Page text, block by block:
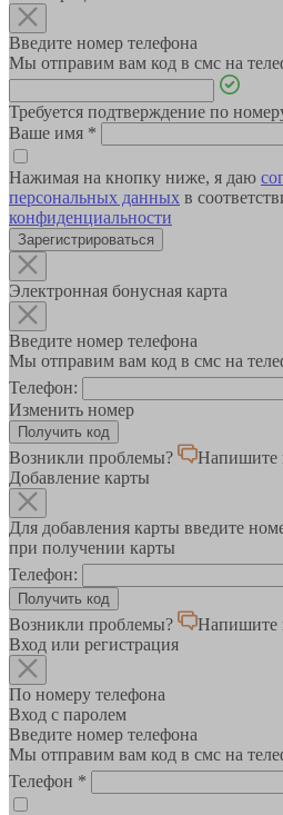
Введите номер телефона
Мы отправим вам код в смс на
Требуется подтверждение по
Ваше имя *
Нажимая на кнопку ниже, я даю
персональных данных в
конфиденциальности
Зарегистрироваться
Электронная бонусная карта
Введите номер телефона
Мы отправим вам код в смс на
Телефон:
Изменить номер
Возникли проблемы?
Напишите
Добавление карты
Для добавления карты введите
при получении карты
Телефон:
Возникли проблемы?
Напишите
Вход или регистрация
По номеру телефона
Вход с паролем
Введите номер телефона
Мы отправим вам код в смс на
Телефон *